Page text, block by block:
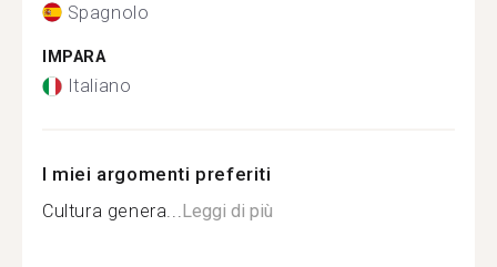
Spagnolo
IMPARA
Italiano
I miei argomenti preferiti
Cultura genera...Leggi di più